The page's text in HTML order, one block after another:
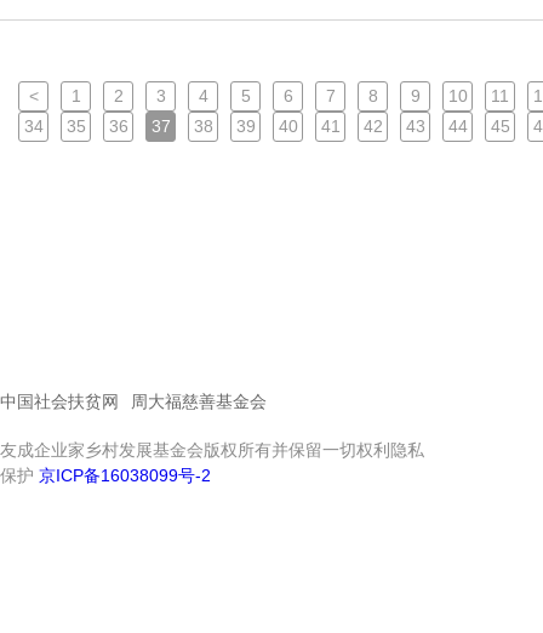
< 1 2 3 4 5 6 7 8 9 10 11
34
35 36 37 38 39 40 41 42 43 44 45
中国社会扶贫网 周大福慈善基金会
友成企业家乡村发展基金会版权所有并保留一切权利隐私
保护 京ICP备16038099号-2